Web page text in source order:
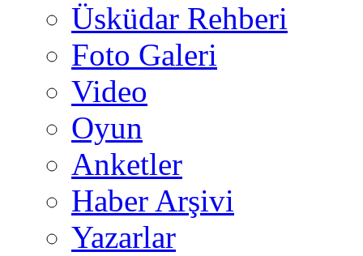
Üsküdar Rehberi
Foto Galeri
Video
Oyun
Anketler
Haber Arşivi
Yazarlar